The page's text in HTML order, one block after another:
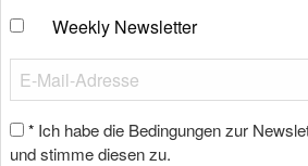
Weekly Newsletter
* Ich habe die Bedingungen zur
und stimme diesen zu.